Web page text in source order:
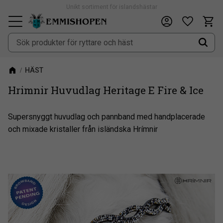
Meny
Unikt sortiment för islandshästar
Fri frakt vid köp över 900kr
HÄST
Hrimnir Huvudlag Heritage E Fire & Ice
Supersnyggt huvudlag och pannband med handplacerade
och mixade kristaller från isländska Hrímnir